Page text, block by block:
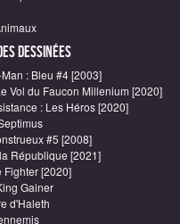
Dessinées
: Bleu #4 [2003]
Vol du Faucon Millenium [2020]
: Les Héros [2020]
#5 [2008]
République [2021]
Fighter [2020]
Gainer
d'Haleth